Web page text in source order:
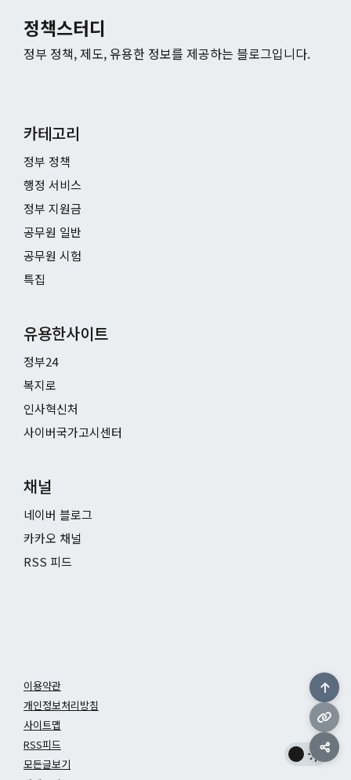
정책스터디
정부 정책, 제도, 유용한 정보를 제공하는 블로그입니다.
카테고리
정부 정책
행정 서비스
정부 지원금
공무원 일반
공무원 시험
특집
유용한사이트
정부24
복지로
인사혁신처
사이버국가고시센터
채널
네이버 블로그
카카오 채널
RSS 피드
이용약관
개인정보처리방침
사이트맵
RSS피드
모든글보기